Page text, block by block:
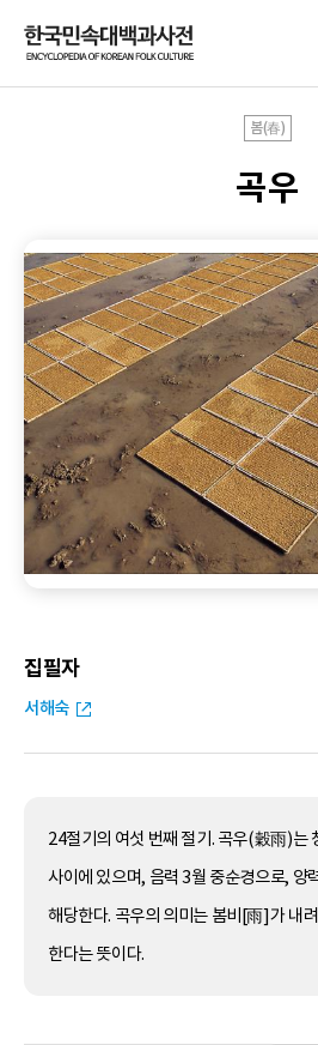
봄(春)
곡우
집필자
서해숙
24절기의 여섯 번째 절기. 곡우(穀雨)
사이에 있으며, 음력 3월 중순경으로, 양
해당한다. 곡우의 의미는 봄비[雨]가 내
한다는 뜻이다.